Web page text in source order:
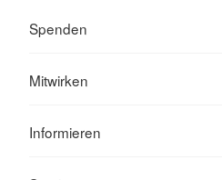
Spenden
Mitwirken
Informieren